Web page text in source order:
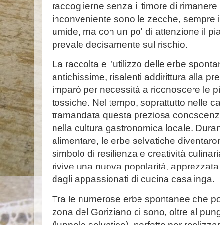
raccoglierne senza il timore di
inconveniente sono le zecche, sempre
umide, ma con un po' di attenzione il
prevale decisamente sul rischio.
La raccolta e l’utilizzo delle erbe
antichissime, risalenti addirittura alla
imparò per necessità a riconoscere le
tossiche. Nel tempo, soprattutto nelle
tramandata questa preziosa
nella cultura gastronomica locale.
alimentare, le erbe selvatiche
simbolo di resilienza e creatività
rivive una nuova popolarità,
dagli appassionati di cucina casalinga.
Tra le numerose erbe spontanee che
zona del Goriziano ci sono, oltre al